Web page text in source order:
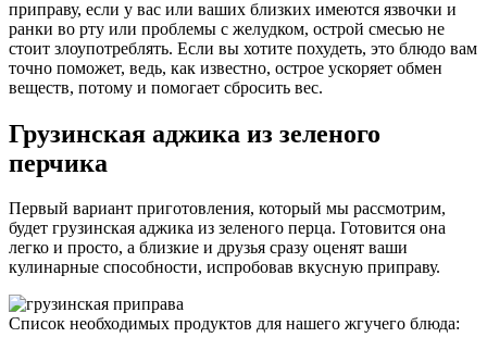
приправу, если у вас или ваших близких имеются язвочки и
ранки во рту или проблемы с желудком, острой смесью не
стоит злоупотреблять. Если вы хотите похудеть, это блюдо вам
точно поможет, ведь, как известно, острое ускоряет обмен
веществ, потому и помогает сбросить вес.
Грузинская аджика из зеленого
перчика
Первый вариант приготовления, который мы рассмотрим,
будет грузинская аджика из зеленого перца. Готовится она
легко и просто, а близкие и друзья сразу оценят ваши
кулинарные способности, испробовав вкусную приправу.
Список необходимых продуктов для нашего жгучего блюда: